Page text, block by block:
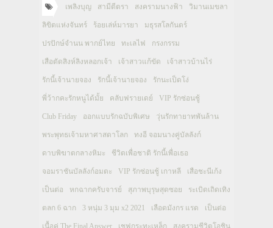
เพลิงบุญ สามีตีตรา สงครามนางฟ้า วิมานเมขลา
ลิขิตแห่งจันทร์ ร้อยเล่ห์มารยา มธุรสโลกันตร์
ปรปักษ์จำนน พากย์ไทย ทะเลไฟ กรงกรรม
เสือตัดสิงห์ลิงหลอกเจ้า เจ้าสาวแก้ขัด เจ้าสาวบ้านไร่
รักนี้เจ้านายจอง รักนี้เจ้านายจอง รักนะเป็ดโง่
พี่ว้ากคะรักหนูได้มั้ย คลับฟรายเดย์ VIP รักซ่อนชู้
Club Friday ออกแบบรักฉบับพิเศษ วุ่นรักทายาทพันล้าน
พระพุทธเจ้ามหาศาสดาโลก ทงอี จอมนางคู่บัลลังก์
ดาบพิฆาตกลางหิมะ ชีวิตเพื่อชาติ รักนี้เพื่อเธอ
จอมราชันบัลลังก์อมตะ VIP รักซ่อนชู้ เกาหลี เสือชะนีเก้ง
เป็นต่อ หกฉากครับจารย์ สุภาพบุรุษสุดซอย ระเบิดเถิดเทิง
ตลก 6 ฉาก 3 หนุ่ม 3 มุม x2 2021 เลือดมังกร แรด เป็นต่อ
เนื้อคู่ The Final Answer เชฟกระทะเหล็ก สงครามชีวิตโอชิน